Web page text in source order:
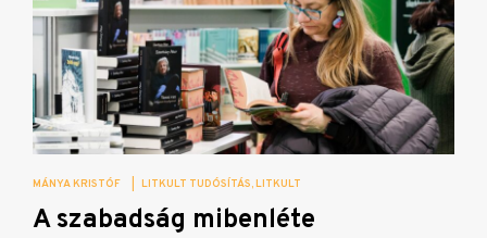
MÁNYA KRISTÓF LITKULT TUDÓSÍTÁS LITKULT
A szabadság mibenléte